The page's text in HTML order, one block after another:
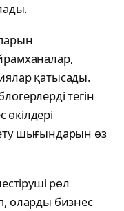
қатысады.
тегін
өкілдері
шығындарын өз
рөл
оларды бизнес